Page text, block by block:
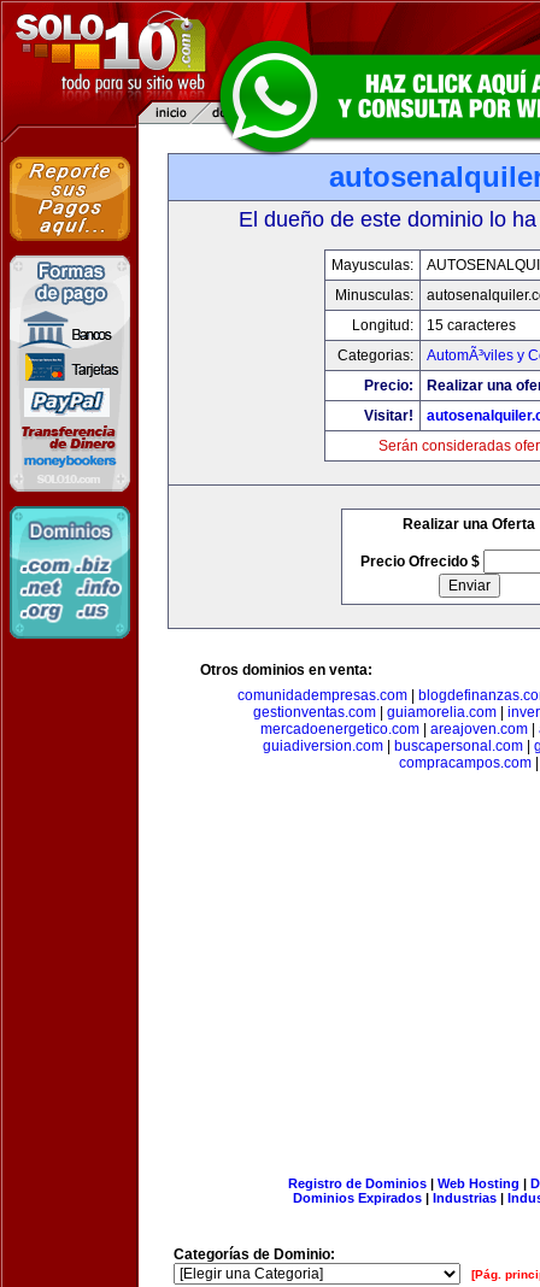
El dueño de este dominio lo
Mayusculas:
Minusculas:
Longitud:
15 caracteres
Categorias:
AutomÃ³viles y
Precio:
Realizar una
Visitar!
Serán consideradas
Realizar una Oferta
Precio Ofrecido $
Otros dominios en venta:
comunidadempresas.com|
gestionventas.com| guiamorelia.com|
mercadoenergetico.com| areajoven.com|
guiadiversion.com| buscapersonal.com|
compracampos.com
Registro de Dominios| Web Hosting |
Dominios Expirados | Industrias |
Categorías de Dominio:
[Pág.